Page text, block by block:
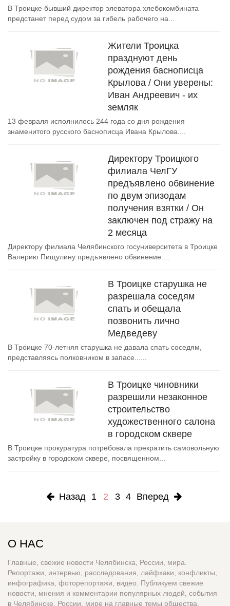
В Троицке бывший директор элеватора хлебокомбината
предстанет перед судом за гибель рабочего на...
Жители Троицка
празднуют день
рождения баснописца
Крылова / Они уверены:
Иван Андреевич - их
земляк
13 февраля исполнилось 244 года со дня рождения
знаменитого русского баснописца Ивана Крылова....
Директору Троицкого
филиала ЧелГУ
предъявлено обвинение
по двум эпизодам
получения взятки / Он
заключен под стражу на
2 месяца
Директору филиала Челябинского госуниверситета в Троицке
Валерию Пищулину предъявлено обвинение....
В Троицке старушка не
разрешала соседям
спать и обещала
позвонить лично
Медведеву
В Троицке 70-летняя старушка не давала спать соседям,
представляясь полковником в запасе......
В Троицке чиновники
разрешили незаконное
строительство
художественного салона
в городском сквере
В Троицке прокуратура потребовала прекратить самовольную
застройку в городском сквере, посвященном...
Назад 1 2 3 4 Вперед
О НАС
Главные, свежие новости Челябинска, России, мира.
Репортажи, интервью, расследования, лайфхаки, конфликты,
инфографика, фоторепортажи, видео. Публикуем свежие
новости, мнения и комментарии популярных людей, события
в Челябинске, России, мире на главные темы общества,